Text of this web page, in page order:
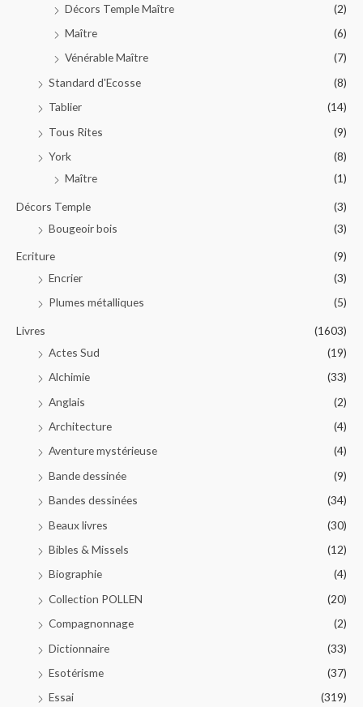
Décors Temple Maître
(2)
Maître
(6)
Vénérable Maître
(7)
Standard d'Ecosse
(8)
Tablier
(14)
Tous Rites
(9)
York
(8)
Maître
(1)
Décors Temple
(3)
Bougeoir bois
(3)
Ecriture
(9)
Encrier
(3)
Plumes métalliques
(5)
Livres
(1603)
Actes Sud
(19)
Alchimie
(33)
Anglais
(2)
Architecture
(4)
Aventure mystérieuse
(4)
Bande dessinée
(9)
Bandes dessinées
(34)
Beaux livres
(30)
Bibles & Missels
(12)
Biographie
(4)
Collection POLLEN
(20)
Compagnonnage
(2)
Dictionnaire
(33)
Esotérisme
(37)
Essai
(319)